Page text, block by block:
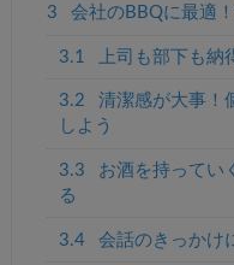
3 会社のBBQに最適
3.1 上司も部下も納
3.2
清潔感が大事！
しよう
3.3
お酒を持ってい
る
3.4 会話のきっかけ